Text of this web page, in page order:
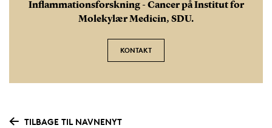
Inflammationsforskning - Cancer på Institut for
Molekylær Medicin, SDU.
KONTAKT
TILBAGE TIL NAVNENYT